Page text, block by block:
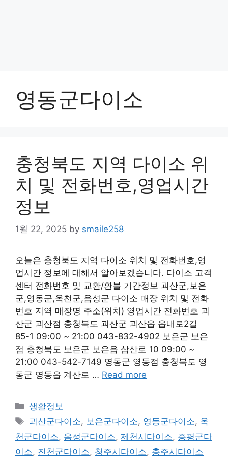
영동군다이소
충청북도 지역 다이소 위
치 및 전화번호,영업시간
정보
1월 22, 2025 by smaile258
오늘은 충청북도 지역 다이소 위치 및 전화번호,영
업시간 정보에 대해서 알아보겠습니다. 다이소 고객
센터 전화번호 및 교환/환불 기간정보 괴산군,보은
군,영동군,옥천군,음성군 다이소 매장 위치 및 전화
번호 지역 매장명 주소(위치) 영업시간 전화번호 괴
산군 괴산점 충청북도 괴산군 괴산읍 읍내로2길
85-1 09:00 ~ 21:00 043-832-4902 보은군 보은
점 충청북도 보은군 보은읍 삼산로 10 09:00 ~
21:00 043-542-7149 영동군 영동점 충청북도 영
동군 영동읍 계산로 … Read more
Categories
생활정보
Tags
괴산군다이소, 보은군다이소, 영동군다이소, 옥
천군다이소, 음성군다이소, 제천시다이소, 증평군다
이소, 진천군다이소, 청주시다이소, 충주시다이소